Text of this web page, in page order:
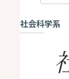
社会科学系